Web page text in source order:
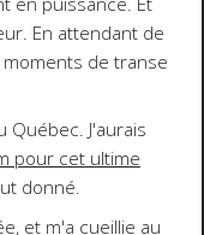
En attendant de
de transe
Québec. J'aurais
pour cet ultime
donné.
et m'a cueillie au